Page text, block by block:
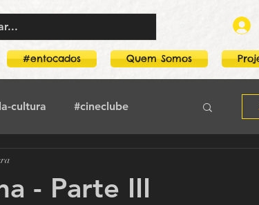
#entocados Quem Somos
cultura #cineclube
- Parte III